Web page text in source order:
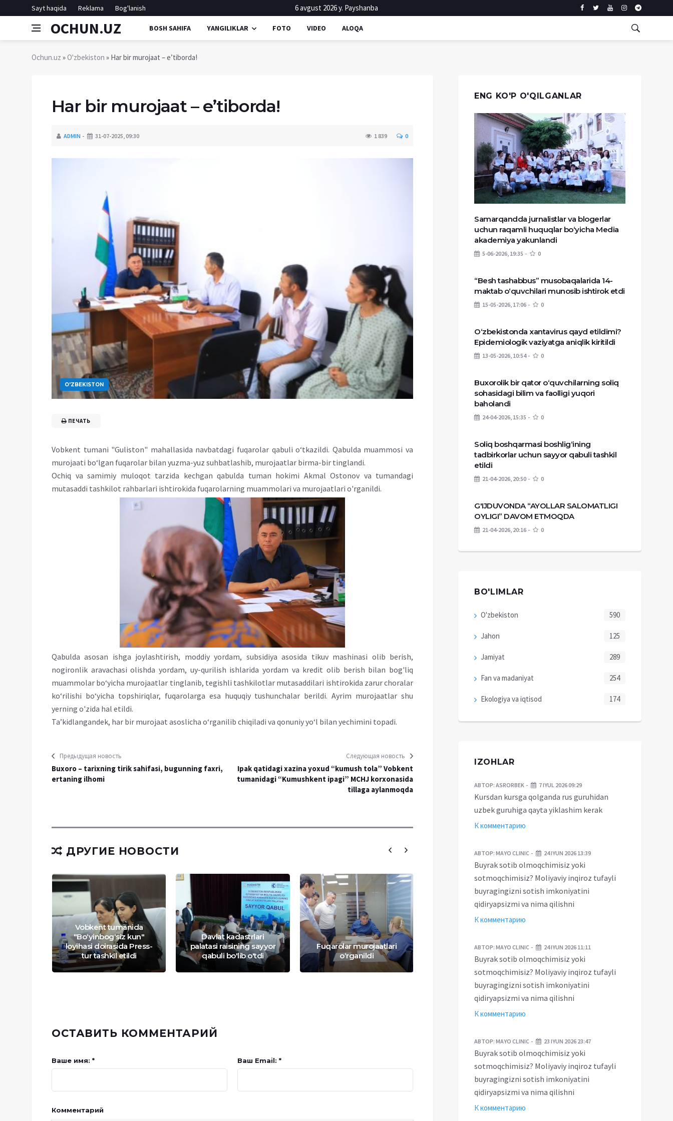
Sayt haqida Reklama Bog'lanish 6 avgust 2026 y. Payshanba
OCHUN.UZ BOSH SAHIFA YANGILIKLAR FOTO VIDEO ALOQA
Ochun.uz »O'zbekiston » Har bir murojaat – e’tiborda!
Har bir murojaat – e’tiborda!
ADMIN 31-07-2025, 09:30 1 839 0
O'ZBEKISTON
ПЕЧАТЬ
Vobkent tumani "Guliston" mahallasida navbatdagi fuqarolar qabuli o‘tkazildi. Qabulda muammosi va
murojaati bo‘lgan fuqarolar bilan yuzma-yuz suhbatlashib, murojaatlar birma-bir tinglandi.
Ochiq va samimiy muloqot tarzida kechgan qabulda tuman hokimi Akmal Ostonov va tumandagi
mutasaddi tashkilot rahbarlari ishtirokida fuqarolarning muammolari va murojaatlari o'rganildi.
Qabulda asosan ishga joylashtirish, moddiy yordam, subsidiya asosida tikuv mashinasi olib berish,
nogironlik aravachasi olishda yordam, uy-qurilish ishlarida yordam va kredit olib berish bilan bog'liq
muammolar bo‘yicha murojaatlar tinglanib, tegishli tashkilotlar mutasaddilari ishtirokida zarur choralar
ko‘rilishi bo‘yicha topshiriqlar, fuqarolarga esa huquqiy tushunchalar berildi. Ayrim murojaatlar shu
yerning o'zida hal etildi.
Ta’kidlangandek, har bir murojaat asoslicha o‘rganilib chiqiladi va qonuniy yo‘l bilan yechimini topadi.
Предыдущая новость
Buxoro – tarixning tirik sahifasi, bugunning faxri,
ertaning ilhomi
Следующая новость
Ipak qatidagi xazina yoxud “kumush tola” Vobkent
tumanidagi “Kumushkent ipagi” MCHJ korxonasida
tillaga aylanmoqda
ДРУГИЕ НОВОСТИ
Vobkent tumanida
"Bo‘yinbog‘siz kun"
loyihasi doirasida Press-
tur tashkil etildi
Davlat kadastrlari
palatasi raisining sayyor
qabuli bo'lib o'tdi
Fuqarolar murojaatlari
o‘rganildi
Sobiq mahkumalarga
imkoniyatlar bor, biroq...
stereotiplarini qanday
ОСТАВИТЬ КОММЕНТАРИЙ
Ваше имя: * Ваш Email: *
Комментарий
ENG KO'P O'QILGANLAR
Samarqandda jurnalistlar va blogerlar
uchun raqamli huquqlar bo‘yicha Media
akademiya yakunlandi
5-06-2026, 19:35 0
“Besh tashabbus” musobaqalarida 14-
maktab o‘quvchilari munosib ishtirok etdi
15-05-2026, 17:06 0
O‘zbekistonda xantavirus qayd etildimi?
Epidemiologik vaziyatga aniqlik kiritildi
13-05-2026, 10:54 0
Buxorolik bir qator o‘quvchilarning soliq
sohasidagi bilim va faolligi yuqori
baholandi
24-04-2026, 15:35 0
Soliq boshqarmasi boshlig‘ining
tadbirkorlar uchun sayyor qabuli tashkil
etildi
21-04-2026, 20:50 0
G'IJDUVONDA “AYOLLAR SALOMATLIGI
OYLIGI” DAVOM ETMOQDA
21-04-2026, 20:16 0
BO'LIMLAR
O'zbekiston 590
Jahon 125
Jamiyat 289
Fan va madaniyat 254
Ekologiya va iqtisod 174
IZOHLAR
АВТОР: ASRORBEK 7 IYUL 2026 09:29
Kursdan kursga qolganda rus guruhidan
uzbek guruhiga qayta yiklashim kerak
К комментарию
АВТОР: MAYO CLINIC 24 IYUN 2026 13:39
Buyrak sotib olmoqchimisiz yoki
sotmoqchimisiz? Moliyaviy inqiroz tufayli
buyragingizni sotish imkoniyatini
qidiryapsizmi va nima qilishni
К комментарию
АВТОР: MAYO CLINIC 24 IYUN 2026 11:11
Buyrak sotib olmoqchimisiz yoki
sotmoqchimisiz? Moliyaviy inqiroz tufayli
buyragingizni sotish imkoniyatini
qidiryapsizmi va nima qilishni
К комментарию
АВТОР: MAYO CLINIC 23 IYUN 2026 23:47
Buyrak sotib olmoqchimisiz yoki
sotmoqchimisiz? Moliyaviy inqiroz tufayli
buyragingizni sotish imkoniyatini
qidiryapsizmi va nima qilishni
К комментарию